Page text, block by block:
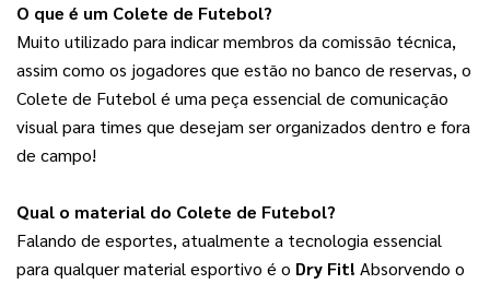
O que é um Colete de Futebol?
Muito utilizado para indicar membros da comissão técnica,
assim como os jogadores que estão no banco de reservas, o
Colete de Futebol é uma peça essencial de comunicação
visual para times que desejam ser organizados dentro e fora
de campo!
Qual o material do Colete de Futebol?
Falando de esportes, atualmente a tecnologia essencial
para qualquer material esportivo é o Dry Fit! Absorvendo o